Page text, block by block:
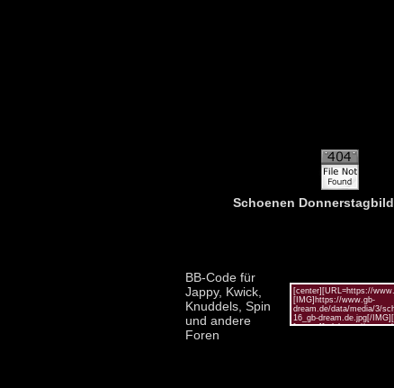
Schoenen Donnerstagbild
BB-Code für
Jappy, Kwick,
Knuddels, Spin
und andere
Foren